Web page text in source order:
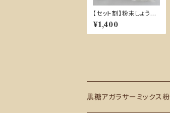
【セット割】粉末しょうが
黒糖 200g×2袋
¥1,400
黒糖アガラサーミックス粉